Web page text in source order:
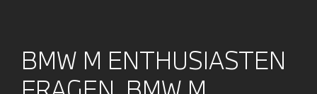
BMW M ENTHUSIASTEN